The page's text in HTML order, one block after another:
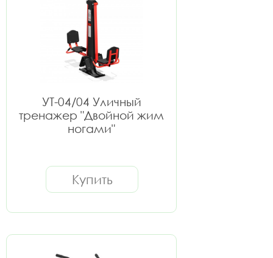
УТ-04/04 Уличный
тренажер "Двойной жим
ногами"
Купить